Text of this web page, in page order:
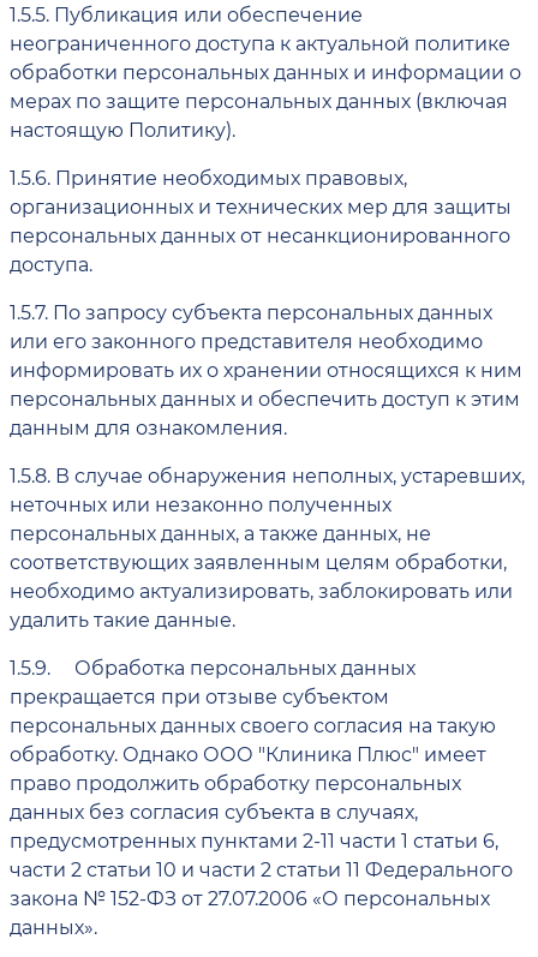
1.5.5. Публикация или обеспечение
неограниченного доступа к актуальной политике
обработки персональных данных и информации о
мерах по защите персональных данных (включая
настоящую Политику).
1.5.6. Принятие необходимых правовых,
организационных и технических мер для защиты
персональных данных от несанкционированного
доступа.
1.5.7. По запросу субъекта персональных данных
или его законного представителя необходимо
информировать их о хранении относящихся к ним
персональных данных и обеспечить доступ к этим
данным для ознакомления.
1.5.8. В случае обнаружения неполных, устаревших,
неточных или незаконно полученных
персональных данных, а также данных, не
соответствующих заявленным целям обработки,
необходимо актуализировать, заблокировать или
удалить такие данные.
1.5.9.
Обработка персональных данных
прекращается при отзыве субъектом
персональных данных своего согласия на такую
обработку. Однако ООО "Клиника Плюс" имеет
право продолжить обработку персональных
данных без согласия субъекта в случаях,
предусмотренных пунктами 2-11 части 1 статьи 6,
части 2 статьи 10 и части 2 статьи 11 Федерального
закона № 152-ФЗ от 27.07.2006 «О персональных
данных».